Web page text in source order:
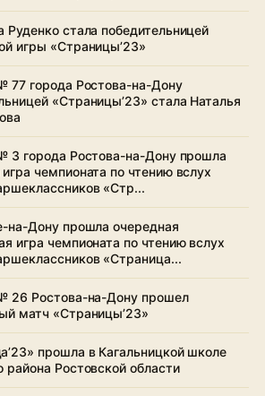
Руденко стала победительницей
игры «Страницы’23»
77 города Ростова-на-Дону
«Страницы’23» стала Наталья
3 города Ростова-на-Дону прошла
чемпионата по чтению вслух
«Стр...
на-Дону прошла очередная
игра чемпионата по чтению вслух
«Страница...
26 Ростова-на-Дону прошел
матч «Страницы’23»
прошла в Кагальницкой школе
района Ростовской области